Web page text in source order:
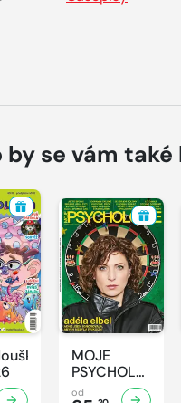
by se vám
MOJE
PSYCHOLOGIE
- 8/2026
od